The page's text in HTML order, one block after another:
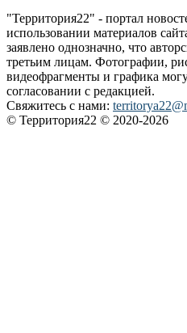
"Территория22" - портал
использовании материалов
заявлено однозначно, что
третьим лицам. Фотографии,
видеофрагменты и графика
согласовании с редакцией.
Свяжитесь с нами:
© Территория22 © 2020-2026